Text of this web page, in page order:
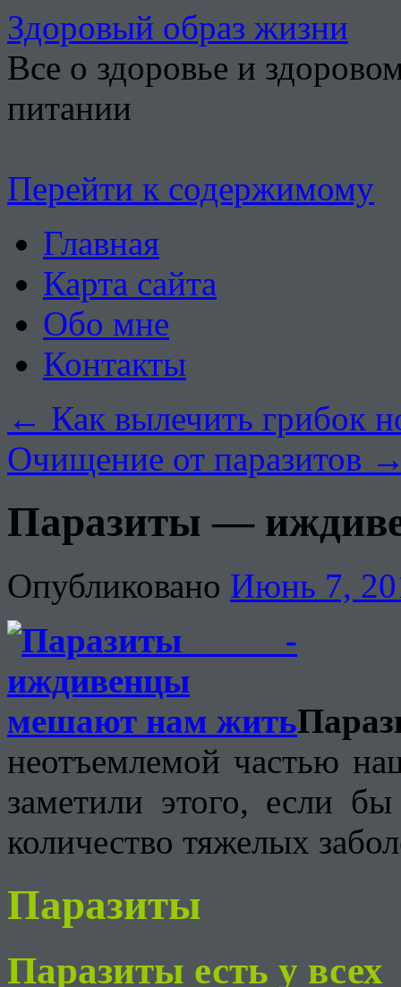
Здоровый образ жизни
Все о здоровье и
питании
Перейти к содержимому
Главная
Карта сайта
Обо мне
Контакты
← Как вылечить грибок
Очищение от паразитов
Паразиты —
Опубликовано Июнь 7,
неотъемлемой частью
заметили этого, если
количество тяжелых
Паразиты
Паразиты есть у всех